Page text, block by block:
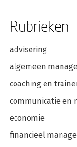
Rubrieken
advisering
algemeen
coaching en
communicatie en
economie
financieel